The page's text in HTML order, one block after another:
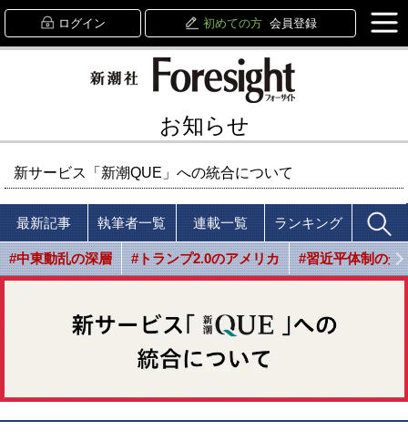
ログイン 初めての方 会員登録
お知らせ
新サービス「新潮QUE」への統合について
最新記事 執筆者一覧 連載一覧 ランキング
#中東動乱の深層 #トランプ2.0のアメリカ #習近平体制の光